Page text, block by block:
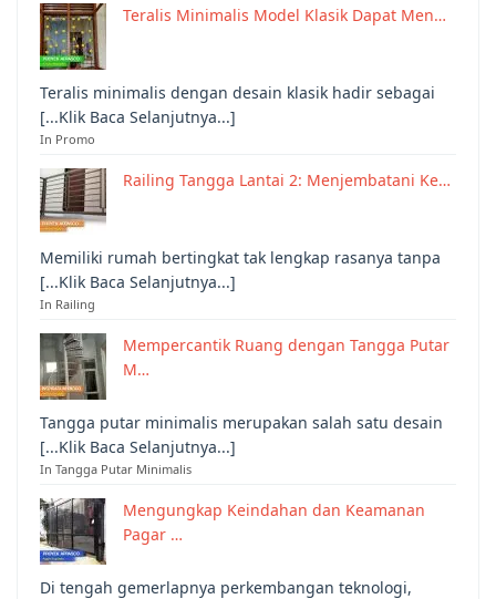
Teralis Minimalis Model Klasik Dapat Men…
Teralis minimalis dengan desain klasik hadir sebagai
[...Klik Baca Selanjutnya...]
In Promo
Railing Tangga Lantai 2: Menjembatani Ke…
Memiliki rumah bertingkat tak lengkap rasanya tanpa
[...Klik Baca Selanjutnya...]
In Railing
Mempercantik Ruang dengan Tangga Putar
M…
Tangga putar minimalis merupakan salah satu desain
[...Klik Baca Selanjutnya...]
In Tangga Putar Minimalis
Mengungkap Keindahan dan Keamanan
Pagar …
Di tengah gemerlapnya perkembangan teknologi,